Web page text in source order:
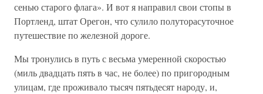
сенью старого флага». И вот я направил свои стопы в
Портленд, штат Орегон, что сулило полуторасуточное
путешествие по железной дороге.
Мы тронулись в путь с весьма умеренной скоростью
(миль двадцать пять в час, не более) по пригородным
улицам, где проживало тысяч пятьдесят народу, и,